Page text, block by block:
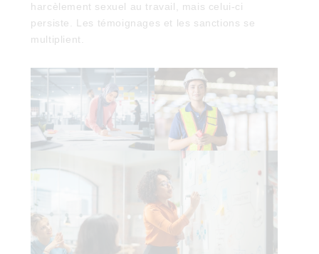
harcèlement sexuel au travail, mais celui-ci
persiste. Les témoignages et les sanctions se
multiplient.